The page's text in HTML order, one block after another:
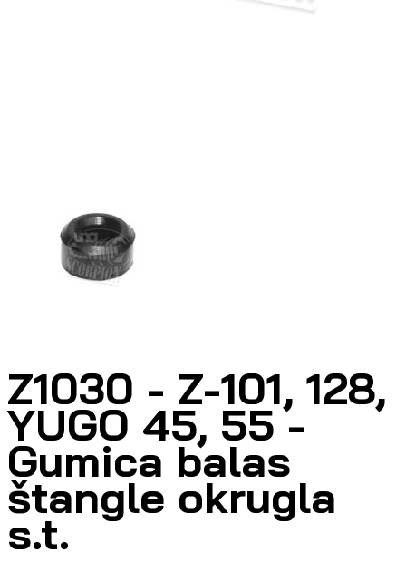
Z1030 - Z-101, 128,
YUGO 45, 55 -
Gumica balas
štangle okrugla
s.t.